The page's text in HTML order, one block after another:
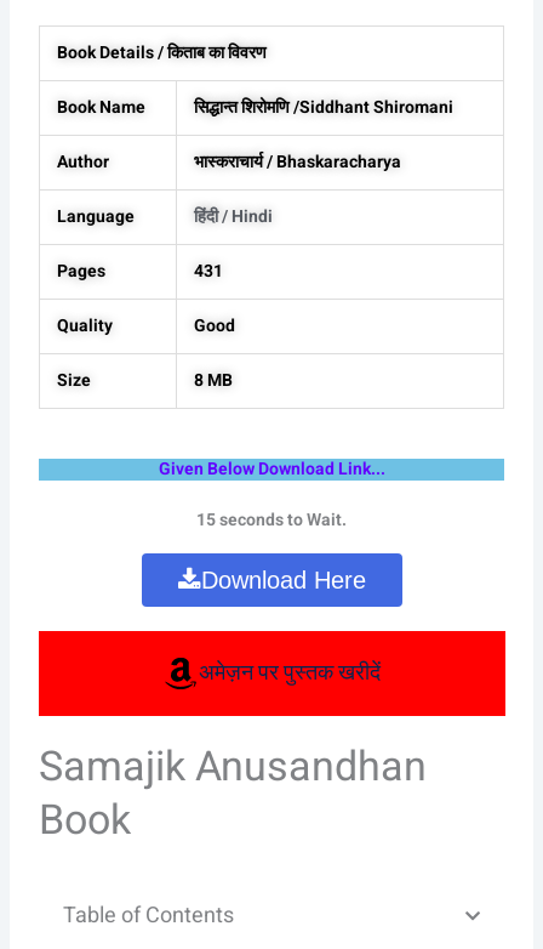
Book Details / किताब का विवरण
Book Name सिद्धान्त शिरोमणि /Siddhant Shiromani
Author भास्कराचार्य / Bhaskaracharya
Language हिंदी / Hindi
Pages 431
Quality Good
Size 8 MB
Given Below Download Link...
15 seconds to Wait.
Download Here
अमेज़न पर पुस्तक खरीदें
Samajik Anusandhan
Book
Table of Contents